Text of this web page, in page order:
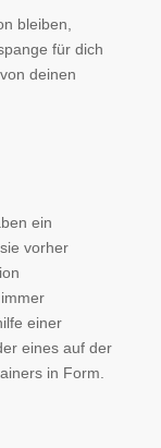
bleiben,
für dich
deinen
ein
vorher
einer
eines auf der
in Form.